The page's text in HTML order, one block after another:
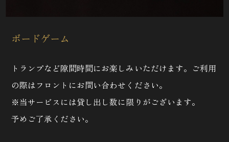
ボードゲーム
トランプなど隙間時間にお楽しみいただけます。ご利用
の際はフロントにお問い合わせください。
※当サービスには貸し出し数に限りがございます。
予めご了承ください。